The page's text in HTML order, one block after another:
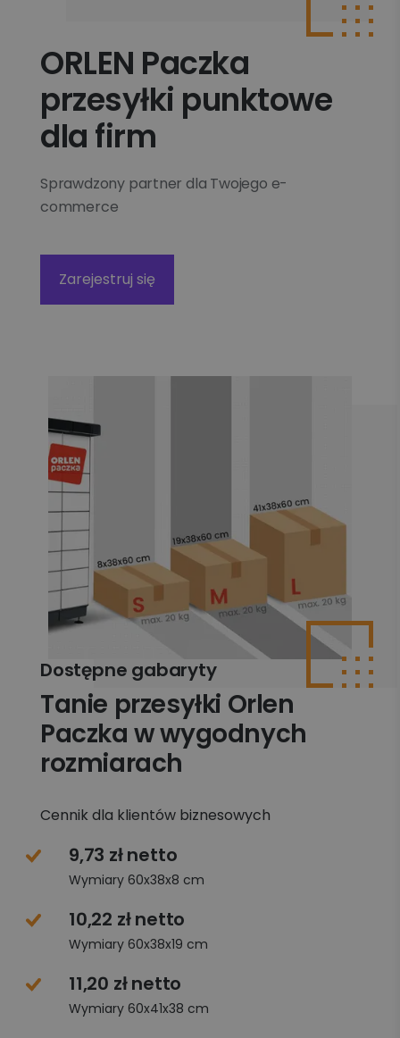
ORLEN Paczka
przesyłki punktowe
dla firm
Sprawdzony partner dla Twojego e-
commerce
Zarejestruj się
Dostępne gabaryty
Tanie przesyłki Orlen
Paczka w wygodnych
rozmiarach
Cennik dla klientów biznesowych
9,73 zł netto
Wymiary 60x38x8 cm
10,22 zł netto
Wymiary 60x38x19 cm
11,20 zł netto
Wymiary 60x41x38 cm